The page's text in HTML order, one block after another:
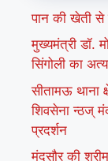
पान की खेती से
मुख्यमंत्री डॉ.
सिंगोली का
सीतामऊ थाना
शिवसेना न्ठज्
प्रदर्शन
मंदसौर की